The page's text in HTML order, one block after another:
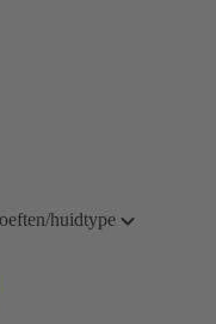
huidtype